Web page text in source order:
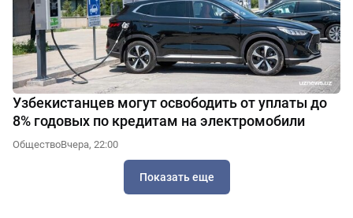
Узбекистанцев могут освободить от уплаты до
8% годовых по кредитам на электромобили
ОбществоВчера, 22:00
Показать еще